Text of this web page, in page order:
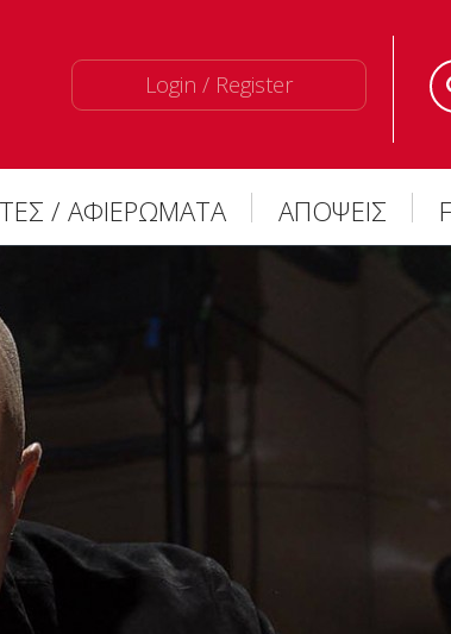
Login / Register
/ ΑΦΙΕΡΩΜΑΤΑ ΑΠΟΨΕΙΣ